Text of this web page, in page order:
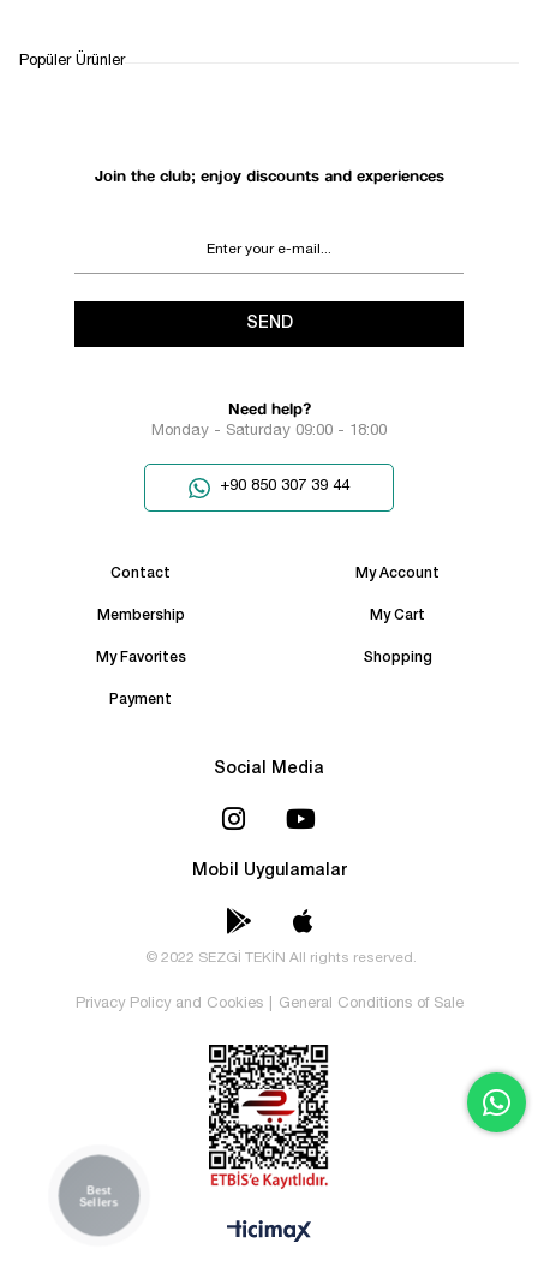
RETURN AND EXCHANGE
Join the club; enjoy discounts and experiences
SEND
Need help?
Monday - Saturday 09:00 - 18:00
+90 850 307 39 44
Contact My Account
Membership My Cart
My Favorites Shopping
Payment
Social Media
Mobil Uygulamalar
© 2022 SEZGİ TEKİN All rights reserved.
Privacy Policy and Cookies General Conditions of Sale
Best
Sellers
Popüler Ürünler